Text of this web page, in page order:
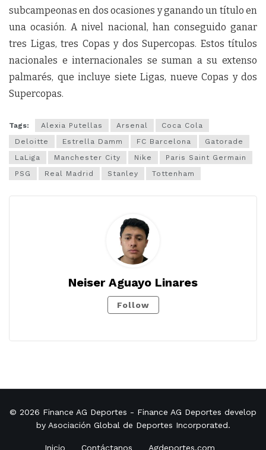
subcampeonas en dos ocasiones y ganando un título en
una ocasión. A nivel nacional, han conseguido ganar
tres Ligas, tres Copas y dos Supercopas. Estos títulos
nacionales e internacionales se suman a su extenso
palmarés, que incluye siete Ligas, nueve Copas y dos
Supercopas.
Tags: Alexia Putellas Arsenal
Coca Cola
Deloitte
Estrella Damm FC Barcelona
Gatorade
LaLiga
Manchester City Nike
Paris Saint Germain
PSG
Real Madrid Stanley Tottenham
Neiser Aguayo Linares
Follow
© 2026 Finance AG Deportes - Finance AG Deportes develop
by Asociación Global de Deportes Incorporated.
Inicio Contáctanos Agdeportes.com